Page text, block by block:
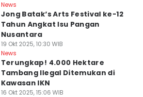
News
Jong Batak’s Arts Festival ke-12
Tahun Angkat Isu Pangan
Nusantara
19 Okt 2025, 10:30 WIB
News
Terungkap! 4.000 Hektare
Tambang Ilegal Ditemukan di
Kawasan IKN
16 Okt 2025, 15:06 WIB